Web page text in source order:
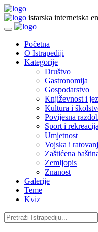
istarska internetska
Početna
O Istrapediji
Kategorije
Društvo
Gastronomija
Gospodarstvo
Književnost i
Kultura i
Povijesna
Sport i rekreacija
Umjetnost
Vojska i
Zaštićena
Zemljopis
Znanost
Galerije
Teme
Kviz